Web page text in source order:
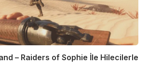
– Raiders of Sophie İle Hilecilerle